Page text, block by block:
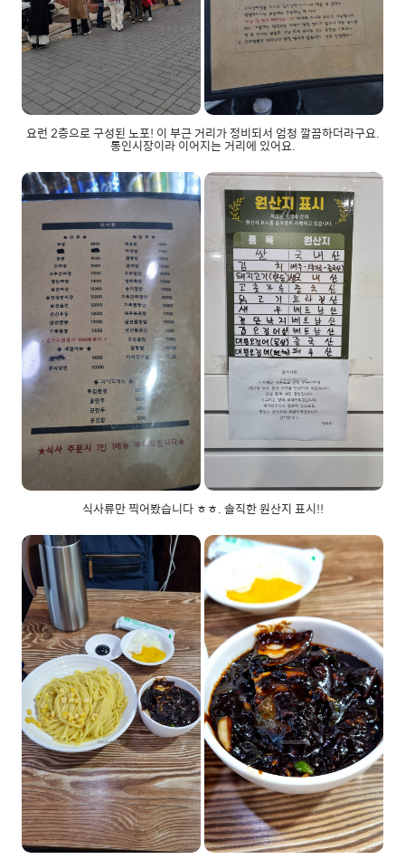
요런 2층으로 구성된 노포! 이 부근 거리가 정비되서 엄청 깔끔하더라구요.
통인시장이라 이어지는 거리에 있어요.
식사류만 찍어봤습니다 ㅎㅎ. 솔직한 원산지 표시!!